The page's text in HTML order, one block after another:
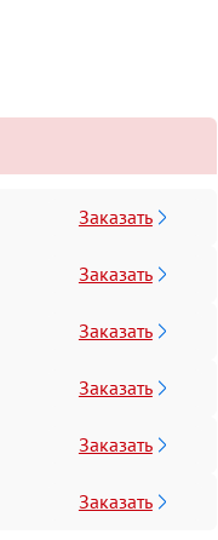
Заказать
Заказать
Заказать
Заказать
Заказать
Заказать